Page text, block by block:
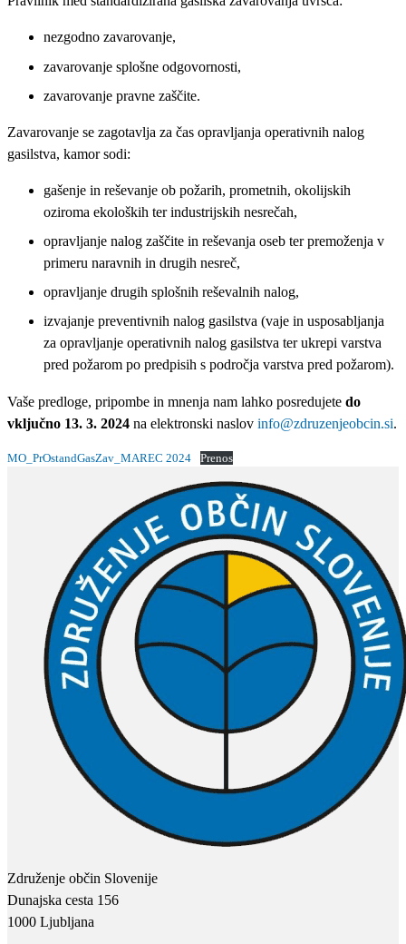
nezgodno zavarovanje,
zavarovanje splošne odgovornosti,
zavarovanje pravne zaščite.
Zavarovanje se zagotavlja za čas opravljanja operativnih nalog
gasilstva, kamor sodi:
gašenje in reševanje ob požarih, prometnih, okolijskih
oziroma ekoloških ter industrijskih nesrečah,
opravljanje nalog zaščite in reševanja oseb ter premoženja v
primeru naravnih in drugih nesreč,
opravljanje drugih splošnih reševalnih nalog,
izvajanje preventivnih nalog gasilstva (vaje in usposabljanja
za opravljanje operativnih nalog gasilstva ter ukrepi varstva
pred požarom po predpisih s področja varstva pred požarom).
Vaše predloge, pripombe in mnenja nam lahko posredujete do
vključno 13. 3. 2024 na elektronski naslov info@zdruzenjeobcin.si.
MO_PrOstandGasZav_MAREC 2024 Prenos
Združenje občin Slovenije
Dunajska cesta 156
1000 Ljubljana